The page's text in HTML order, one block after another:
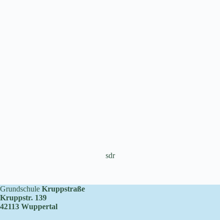
sdr
Grundschule Kruppstraße
Kruppstr. 139
42113 Wuppertal